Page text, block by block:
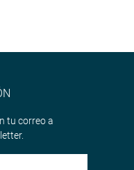
tu correo a